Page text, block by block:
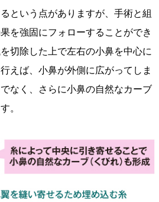
という点がありますが、手術と組
を強固にフォローすることができ
切除した上で左右の小鼻を中心に
えば、小鼻が外側に広がってしま
なく、さらに小鼻の自然なカーブ
。